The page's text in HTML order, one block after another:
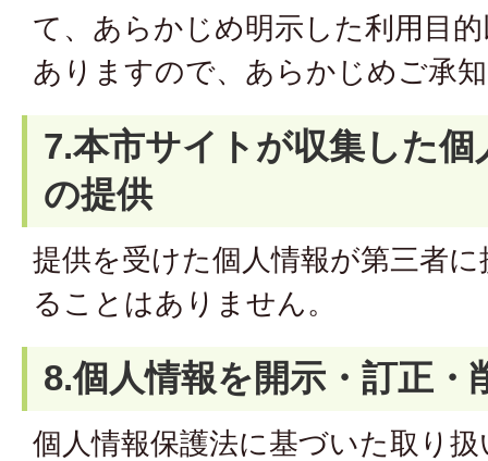
て、あらかじめ明示した利用目
ありますので、あらかじめご承
7.本市サイトが収集した
の提供
提供を受けた個人情報が第三者
ることはありません。
8.個人情報を開示・訂正・
個人情報保護法に基づいた取り